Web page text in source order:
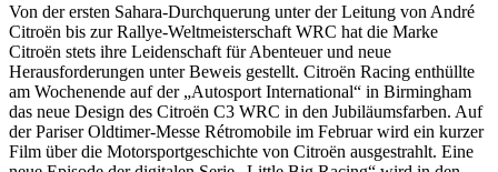
Von der ersten Sahara-Durchquerung unter der Leitung von André
Citroën bis zur Rallye-Weltmeisterschaft WRC hat die Marke
Citroën stets ihre Leidenschaft für Abenteuer und neue
Herausforderungen unter Beweis gestellt. Citroën Racing enthüllte
am Wochenende auf der „Autosport International“ in Birmingham
das neue Design des Citroën C3 WRC in den Jubiläumsfarben. Auf
der Pariser Oldtimer-Messe Rétromobile im Februar wird ein kurzer
Film über die Motorsportgeschichte von Citroën ausgestrahlt. Eine